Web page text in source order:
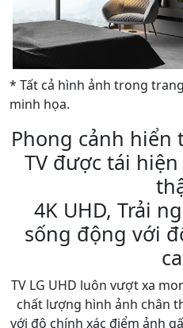
* Tất cả hình ảnh trong
minh họa.
Phong cảnh
TV được tái
4K UHD, Trải
sống động với
TV LG UHD luôn vượt xa
chất lượng hình ảnh chân
với độ chính xác điểm ảnh